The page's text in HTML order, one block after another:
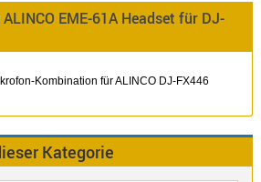
Alinco
Standard
Wintec
Norm
EME-61A Headset für DJ-
Kombination für ALINCO DJ-FX446
Kategorie